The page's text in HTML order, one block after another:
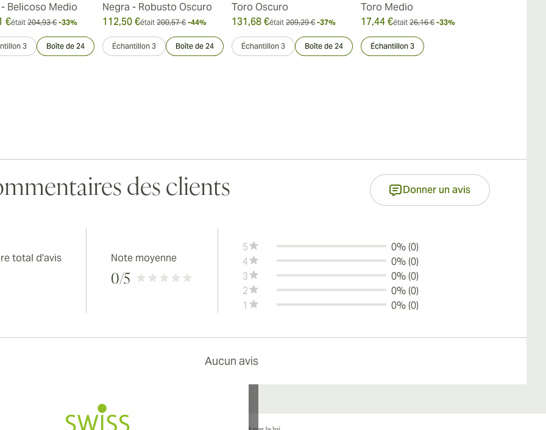
Belicoso Medio
€était 204,93 € -33%
3 Boîte de 24
Negra - Robusto Oscuro
112,50 €était 200,57 € -44%
Échantillon 3 Boîte de 24
Toro Oscuro
131,68 €était 209,29 € -37%
Échantillon 3 Boîte de 24
Toro Medio
17,44 €était 26,16 € -33%
Échantillon 3
des clients Donner un avis
total d'avis Note moyenne
0/5
5
0% (0)
4
0% (0)
3
0% (0)
2
0% (0)
1
0% (0)
Aucun avis